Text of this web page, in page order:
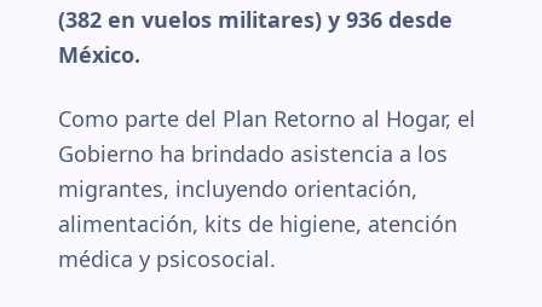
(382 en vuelos militares) y 936 desde
México.
Como parte del Plan Retorno al Hogar, el
Gobierno ha brindado asistencia a los
migrantes, incluyendo orientación,
alimentación, kits de higiene, atención
médica y psicosocial.